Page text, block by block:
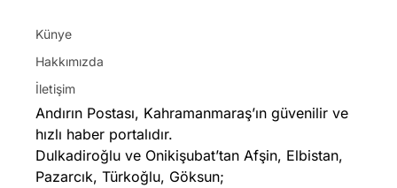
Künye
Hakkımızda
İletişim
Andırın Postası, Kahramanmaraş’ın güvenilir ve
hızlı haber portalıdır.
Dulkadiroğlu ve Onikişubat’tan Afşin, Elbistan,
Pazarcık, Türkoğlu, Göksun;